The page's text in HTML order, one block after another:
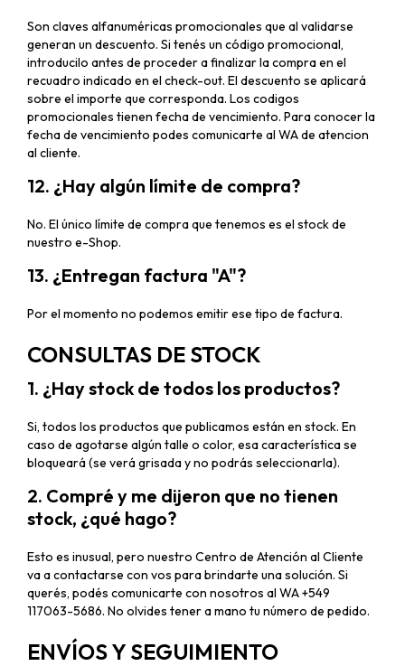
Son claves alfanuméricas promocionales que al validarse
generan un descuento. Si tenés un código promocional,
introducilo antes de proceder a finalizar la compra en el
recuadro indicado en el check-out. El descuento se aplicará
sobre el importe que corresponda. Los codigos
promocionales tienen fecha de vencimiento. Para conocer la
fecha de vencimiento podes comunicarte al WA de atencion
al cliente.
12. ¿Hay algún límite de compra?
No. El único límite de compra que tenemos es el stock de
nuestro e-Shop.
13. ¿Entregan factura "A"?
Por el momento no podemos emitir ese tipo de factura.
CONSULTAS DE STOCK
1. ¿Hay stock de todos los productos?
Si, todos los productos que publicamos están en stock. En
caso de agotarse algún talle o color, esa característica se
bloqueará (se verá grisada y no podrás seleccionarla).
2. Compré y me dijeron que no tienen
stock, ¿qué hago?
Esto es inusual, pero nuestro Centro de Atención al Cliente
va a contactarse con vos para brindarte una solución. Si
querés, podés comunicarte con nosotros al WA +549
117063-5686. No olvides tener a mano tu número de pedido.
ENVÍOS Y SEGUIMIENTO